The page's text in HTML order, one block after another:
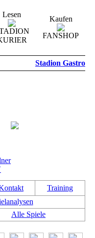
Lesen
Kaufen
FANSHOP
Stadion Gastro
Training
Alle Spiele